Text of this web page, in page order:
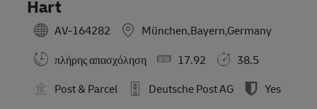
Hart
AV-164282
München,Bayern,Germany
πλήρης απασχόληση
17.92
38.5
Post & Parcel
Deutsche Post AG
Yes